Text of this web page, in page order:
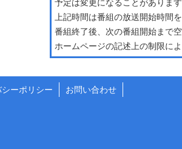
予定は変更になることがありま
上記時間は番組の放送開始時間
番組終了後、次の番組開始まで
ホームページの記述上の制限に
ーポリシー お問い合わせ